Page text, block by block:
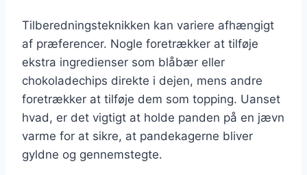
Tilberedningsteknikken kan variere afhængigt
af præferencer. Nogle foretrækker at tilføje
ekstra ingredienser som blåbær eller
chokoladechips direkte i dejen, mens andre
foretrækker at tilføje dem som topping. Uanset
hvad, er det vigtigt at holde panden på en jævn
varme for at sikre, at pandekagerne bliver
gyldne og gennemstegte.